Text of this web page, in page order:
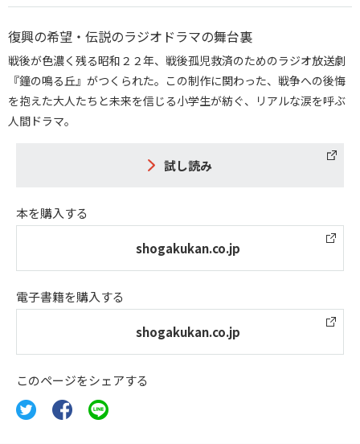
復興の希望・伝説のラジオドラマの舞台裏
戦後が色濃く残る昭和２２年、戦後孤児救済のためのラジオ放送劇
『鐘の鳴る丘』がつくられた。この制作に関わった、戦争への後悔
を抱えた大人たちと未来を信じる小学生が紡ぐ、リアルな涙を呼ぶ
人間ドラマ。
試し読み
本を購入する
shogakukan.co.jp
電子書籍を購入する
shogakukan.co.jp
このページをシェアする